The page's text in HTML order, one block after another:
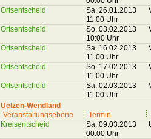
Ortsentscheid
Sa. 26.01.2013
11:00 Uhr
Ortsentscheid
So. 03.02.2013
10:00 Uhr
Ortsentscheid
Sa. 16.02.2013
11:00 Uhr
Ortsentscheid
So. 17.02.2013
11:00 Uhr
Ortsentscheid
Sa. 02.03.2013
11:00 Uhr
Uelzen-Wendland
Veranstaltungsebene
Termin
Kreisentscheid
Sa. 09.03.2013
00:00 Uhr